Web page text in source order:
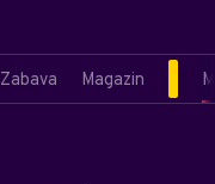
Zabava Magazin